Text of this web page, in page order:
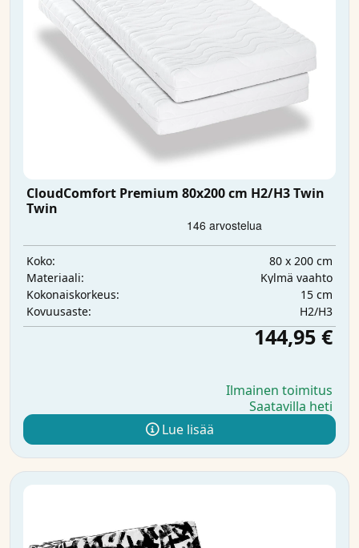
CloudComfort Premium 80x200 cm H2/H3 Twin
Twin
Koko:
80 x 200 cm
Materiaali:
Kylmä vaahto
Kokonaiskorkeus:
15 cm
Kovuusaste:
H2/H3
144,95 €
Ilmainen toimitus
Saatavilla heti
Lue lisää